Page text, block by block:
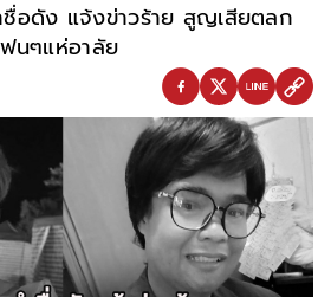
อดัง แจ้งข่าวร้าย สูญเสียตลก
นๆแห่อาลัย